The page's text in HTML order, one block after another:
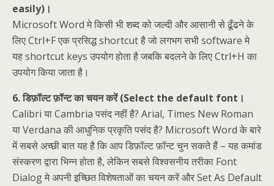
easily)।
Microsoft Word मे किसी भी शब्द को जल्दी और आसानी से ढूँढने के
लिए Ctrl+F एक प्रसिद्ध shortcut है जो लगभग सभी software मे
यह shortcut keys उपयोग होता है जबकि बदलने के लिए Ctrl+H का
उपयोग किया जाता है।
6. डिफ़ॉल्ट फ़ॉन्ट का चयन करें (Select the default font।
Calibri या Cambria पसंद नहीं है? Arial, Times New Roman
या Verdana की आधुनिक प्रकृति पसंद है? Microsoft Word के बारे
में सबसे अच्छी बात यह है कि आप डिफ़ॉल्ट फ़ॉन्ट चुन सकते हैं – यह कमांड
संस्करण द्वारा भिन्न होता है, लेकिन सबसे विश्वसनीय तरीका Font
Dialog मे अपनी इच्छित विशेषताओं का चयन करें और Set As Default